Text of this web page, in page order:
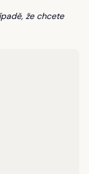
že chcete